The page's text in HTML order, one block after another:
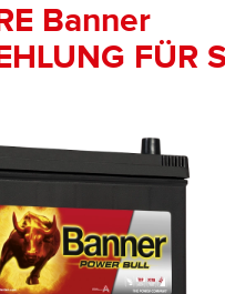
Banner
FÜR